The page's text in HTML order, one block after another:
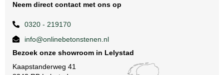
Neem direct contact met ons op
0320 - 219170
info@onlinebetonstenen.nl
Bezoek onze showroom in Lelystad
Kaapstanderweg 41